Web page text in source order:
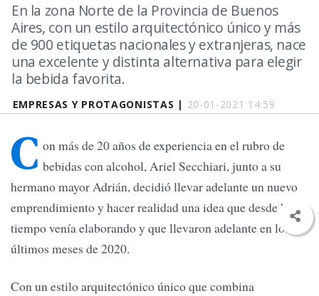
EMPRESAS Y PROTAGONISTAS | 20-01-2021 14:59
En la zona Norte de la Provincia de Buenos
Aires, con un estilo arquitectónico único y más
de 900 etiquetas nacionales y extranjeras, nace
una excelente y distinta alternativa para elegir
la bebida favorita.
C on más de 20 años de experiencia en el rubro de
bebidas con alcohol, Ariel Secchiari, junto a su
hermano mayor Adrián, decidió llevar adelante un nuevo
emprendimiento y hacer realidad una idea que desde hacía
tiempo venía elaborando y que llevaron adelante en los
últimos meses de 2020.
Con un estilo arquitectónico único que combina